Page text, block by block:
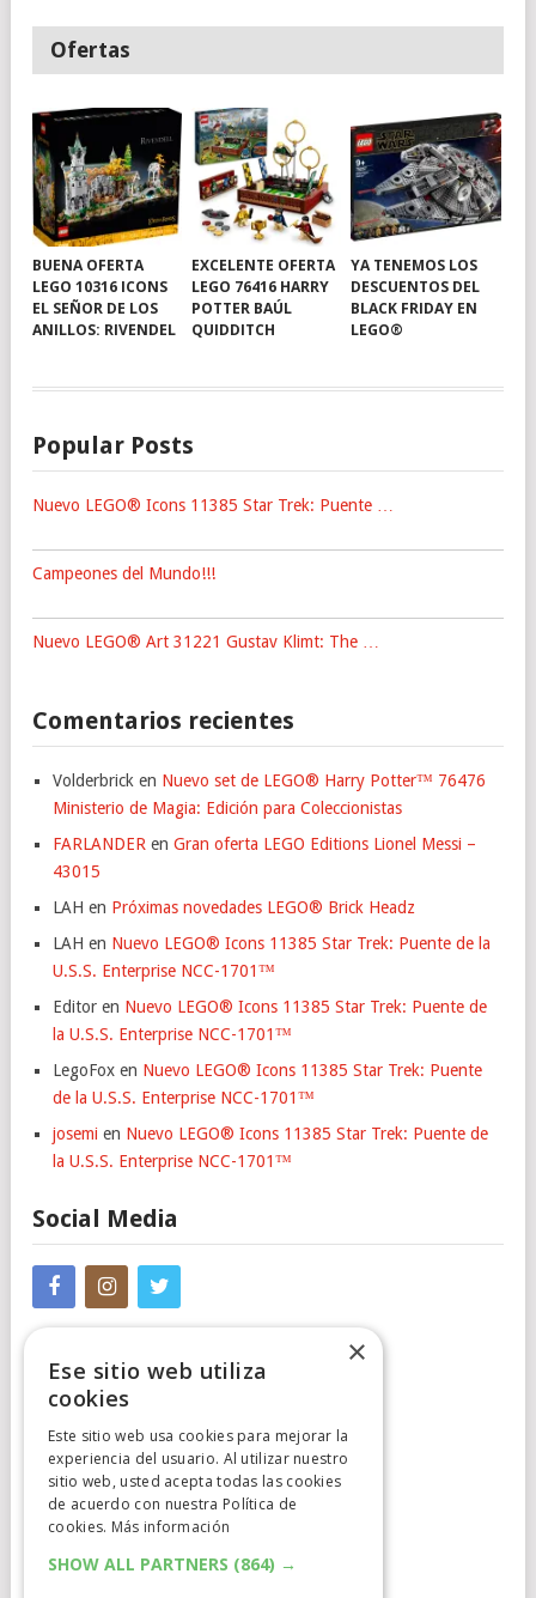
Ofertas
BUENA OFERTA
LEGO 10316 ICONS
EL SEÑOR DE LOS
ANILLOS: RIVENDEL
EXCELENTE OFERTA
LEGO 76416 HARRY
POTTER BAÚL
QUIDDITCH
YA TENEMOS LOS
DESCUENTOS DEL
BLACK FRIDAY EN
LEGO®
Popular Posts
Nuevo LEGO® Icons 11385 Star Trek: Puente …
Campeones del Mundo!!!
Nuevo LEGO® Art 31221 Gustav Klimt: The …
Comentarios recientes
Volderbrick en Nuevo set de LEGO® Harry Potter™ 76476
Ministerio de Magia: Edición para Coleccionistas
FARLANDER en Gran oferta LEGO Editions Lionel Messi –
43015
LAH en Próximas novedades LEGO® Brick Headz
LAH en Nuevo LEGO® Icons 11385 Star Trek: Puente de la
U.S.S. Enterprise NCC-1701™
Editor en Nuevo LEGO® Icons 11385 Star Trek: Puente de
la U.S.S. Enterprise NCC-1701™
LegoFox en Nuevo LEGO® Icons 11385 Star Trek: Puente
de la U.S.S. Enterprise NCC-1701™
josemi en Nuevo LEGO® Icons 11385 Star Trek: Puente de
la U.S.S. Enterprise NCC-1701™
Social Media
Cumplimiento Normativo
Aviso Legal
Política de Privacidad
×
Ese sitio web utiliza
cookies
Este sitio web usa cookies para mejorar la
experiencia del usuario. Al utilizar nuestro
sitio web, usted acepta todas las cookies
de acuerdo con nuestra Política de
cookies. Más información
SHOW ALL PARTNERS (864) →